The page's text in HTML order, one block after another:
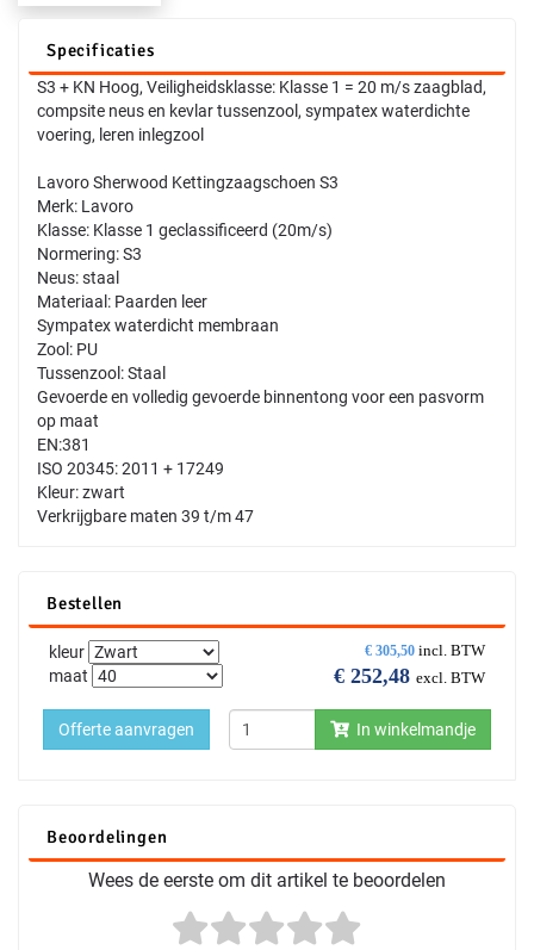
Specificaties
S3 + KN Hoog, Veiligheidsklasse: Klasse 1 = 20 m/s zaagblad,
compsite neus en kevlar tussenzool, sympatex waterdichte
voering, leren inlegzool
Lavoro Sherwood Kettingzaagschoen S3
Merk: Lavoro
Klasse: Klasse 1 geclassificeerd (20m/s)
Normering: S3
Neus: staal
Materiaal: Paarden leer
Sympatex waterdicht membraan
Zool: PU
Tussenzool: Staal
Gevoerde en volledig gevoerde binnentong voor een pasvorm
op maat
EN:381
ISO 20345: 2011 + 17249
Kleur: zwart
Verkrijgbare maten 39 t/m 47
Bestellen
€ 305,50 incl. BTW
€ 252,48 excl. BTW
kleur
maat
In winkelmandje
Offerte aanvragen
Beoordelingen
Wees de eerste om dit artikel te beoordelen